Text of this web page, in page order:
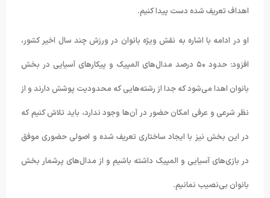
اهداف تعریف شده دست پیدا کنیم.
او در ادامه با اشاره به نقش ویژه بانوان در ورزش چند سال اخیر کشور،
افزود: حدود ۵۰ درصد مدال‌های المپیک و پیکارهای آسیایی در بخش
بانوان اهدا می‌شود که جدا از رشته‌هایی که محدودیت پوشش دارند و از
نظر شرعی و عرفی امکان حضور در آن‌ها وجود ندارد، باید تلاش کنیم که
در این بخش نیز با ایجاد ساختاری تعریف شده و اصولی حضوری موفق
در بازی‌های آسیایی و المپیک داشته باشیم و از مدال‌های پرشمار بخش
بانوان بی‌نصیب نمانیم.